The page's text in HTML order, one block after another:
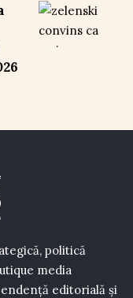
politică
media
editorială și